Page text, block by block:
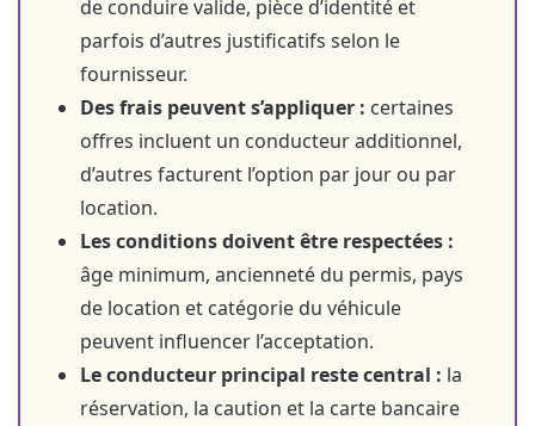
de conduire valide, pièce d’identité et
parfois d’autres justificatifs selon le
fournisseur.
Des frais peuvent s’appliquer : certaines
offres incluent un conducteur additionnel,
d’autres facturent l’option par jour ou par
location.
Les conditions doivent être respectées :
âge minimum, ancienneté du permis, pays
de location et catégorie du véhicule
peuvent influencer l’acceptation.
Le conducteur principal reste central : la
réservation, la caution et la carte bancaire